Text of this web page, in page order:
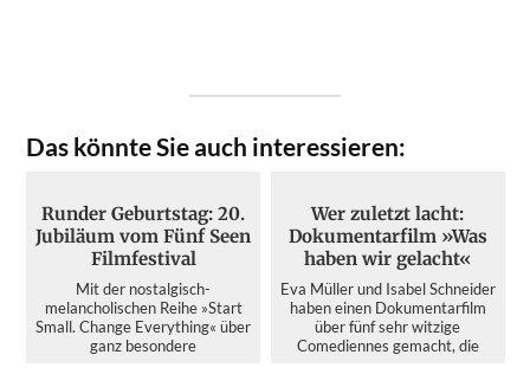
Das könnte Sie auch interessieren:
Runder Geburtstag: 20.
Jubiläum vom Fünf Seen
Filmfestival
Mit der nostalgisch-
melancholischen Reihe »Start
Small. Change Everything« über
ganz besondere
Wer zuletzt lacht:
Dokumentarfilm »Was
haben wir gelacht«
Eva Müller und Isabel Schneider
haben einen Dokumentarfilm
über fünf sehr witzige
Comediennes gemacht, die